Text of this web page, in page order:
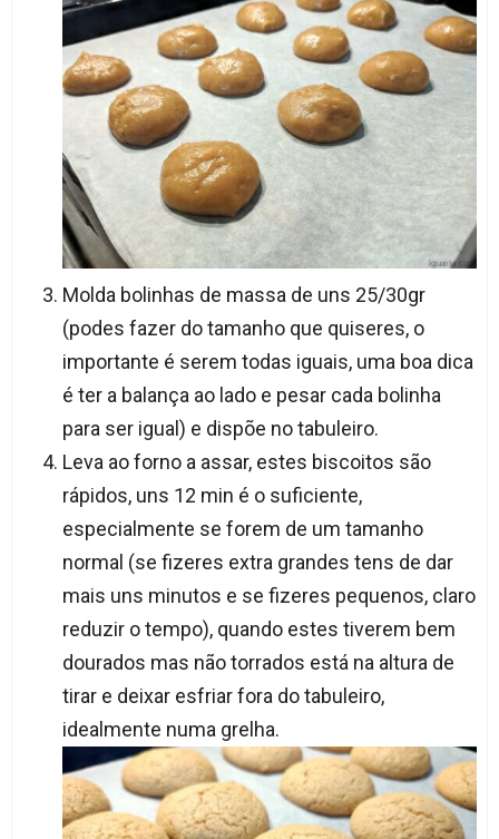
Molda bolinhas de massa de uns 25/30gr
(podes fazer do tamanho que quiseres, o
importante é serem todas iguais, uma boa dica
é ter a balança ao lado e pesar cada bolinha
para ser igual) e dispõe no tabuleiro.
Leva ao forno a assar, estes biscoitos são
rápidos, uns 12 min é o suficiente,
especialmente se forem de um tamanho
normal (se fizeres extra grandes tens de dar
mais uns minutos e se fizeres pequenos, claro
reduzir o tempo), quando estes tiverem bem
dourados mas não torrados está na altura de
tirar e deixar esfriar fora do tabuleiro,
idealmente numa grelha.